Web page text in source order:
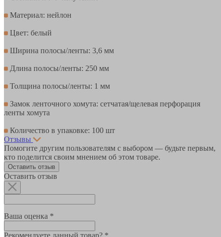
Материал: нейлон
Цвет: белый
Ширина полосы/ленты: 3,6 мм
Длина полосы/ленты: 250 мм
Толщина полосы/ленты: 1 мм
Замок ленточного хомута: сетчатая/щелевая перфорация
ленты хомута
Количество в упаковке: 100 шт
Отзывы
Помогите другим пользователям с выбором — будьте первым,
кто поделится своим мнением об этом товаре.
Оставить отзыв
Оставить отзыв
Ваша оценка *
Рекомендуете данный товар? *